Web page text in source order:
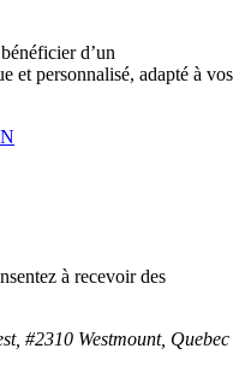
d’un
et personnalisé, adapté à vos
à recevoir des
#2310 Westmount, Quebec